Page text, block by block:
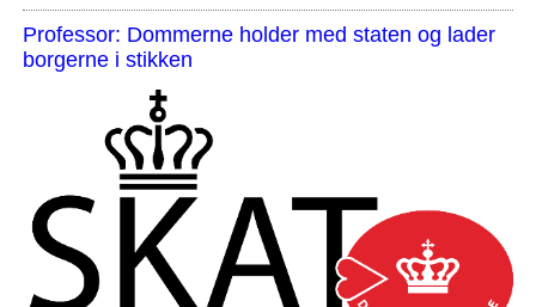
Professor: Dommerne holder med staten og lader
borgerne i stikken